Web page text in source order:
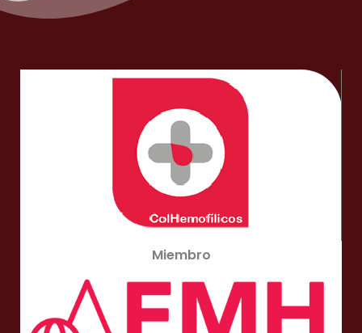
de von Willebrand (FVW) que ayuda a controlar el
Miembro